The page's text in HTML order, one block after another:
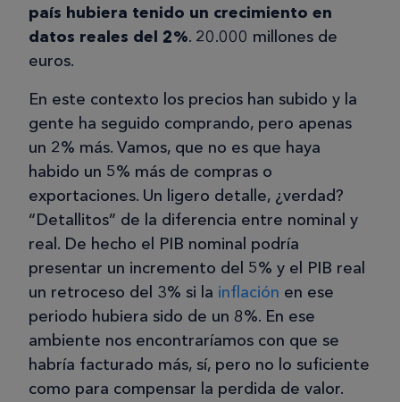
país hubiera tenido un crecimiento en
datos reales del 2%. 20.000 millones de
euros.
En este contexto los precios han subido y la
gente ha seguido comprando, pero apenas
un 2% más. Vamos, que no es que haya
habido un 5% más de compras o
exportaciones. Un ligero detalle, ¿verdad?
“Detallitos” de la diferencia entre nominal y
real. De hecho el PIB nominal podría
presentar un incremento del 5% y el PIB real
un retroceso del 3% si la inflación en ese
periodo hubiera sido de un 8%. En ese
ambiente nos encontraríamos con que se
habría facturado más, sí, pero no lo suficiente
como para compensar la perdida de valor.